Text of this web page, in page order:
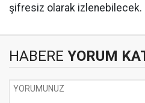
şifresiz olarak izlenebilecek.
HABERE YORUM